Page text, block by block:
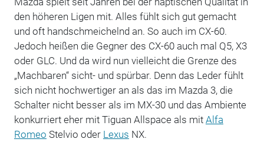
den höheren Ligen mit. Alles fühlt sich gut gemacht
und oft handschmeichelnd an. So auch im CX-60.
Jedoch heißen die Gegner des CX-60 auch mal Q5, X3
oder GLC. Und da wird nun vielleicht die Grenze des
„Machbaren“ sicht- und spürbar. Denn das Leder fühlt
sich nicht hochwertiger an als das im Mazda 3, die
Schalter nicht besser als im MX-30 und das Ambiente
konkurriert eher mit Tiguan Allspace als mit Alfa
Romeo Stelvio oder Lexus NX.